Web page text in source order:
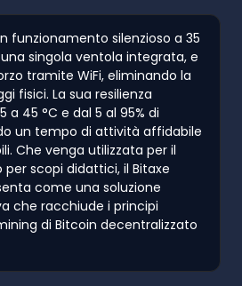
funzionamento silenzioso a 35
singola ventola integrata, e
tramite WiFi, eliminando la
fisici. La sua resilienza
a 45 °C e dal 5 al 95% di
un tempo di attività affidabile
Che venga utilizzata per il
scopi didattici, il Bitaxe
come una soluzione
che racchiude i principi
di Bitcoin decentralizzato